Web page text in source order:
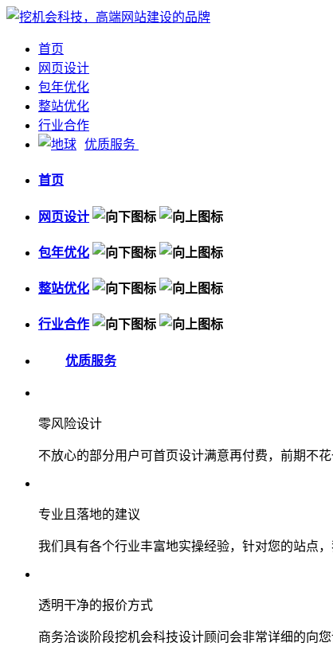
首页
网页设计
包年优化
整站优化
行业合作
优质服务
首页
网页设计
包年优化
整站优化
行业合作
优质服务
零风险设计
不放心的部分用户可首页设计满意再付费，前期不
专业且落地的建议
我们具有各个行业丰富地实操经验，针对您的站点
透明干净的报价方式
商务洽谈阶段挖机会科技设计顾问会非常详细的向